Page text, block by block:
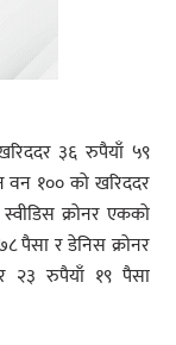
३६ रुपैयाँ ५९
वन १०० को खरिददर
क्रोनर एकको
पैसा र डेनिस क्रोनर
२३ रुपैयाँ १९ पैसा